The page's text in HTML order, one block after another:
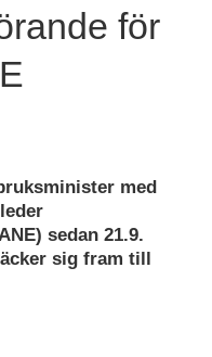
för
med
sedan 21.9.
sig fram till